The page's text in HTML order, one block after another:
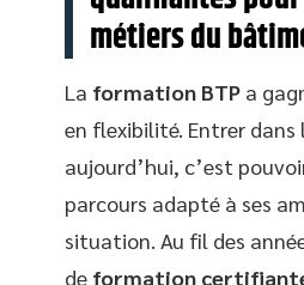
métiers du
La formation BTP a
en flexibilité. Entrer
aujourd’hui, c’est
parcours adapté à ses
situation. Au fil des
de formation